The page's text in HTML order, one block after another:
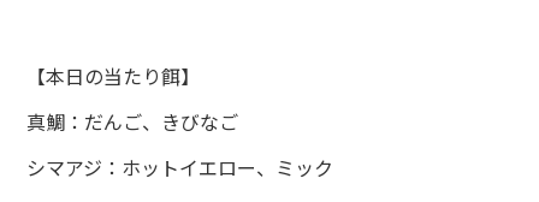
【本日の当たり餌】
真鯛：だんご、きびなご
シマアジ：ホットイエロー、ミック